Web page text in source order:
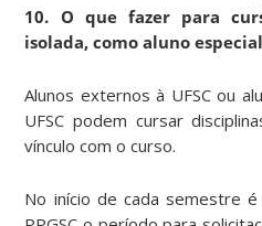
10. O que fazer para
isolada, como aluno
Alunos externos à UFSC ou
UFSC podem cursar
vínculo com o curso.
No início de cada semestre